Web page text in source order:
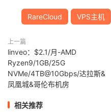
RareCloud VPS主机
上一篇
linveo：$2.1/月-AMD
Ryzen9/1GB/25G
NVMe/4TB@10Gbps/达拉斯&
凤凰城&哥伦布机房
相关推荐